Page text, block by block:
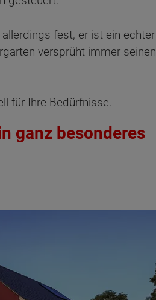
fest, er ist ein echter
versprüht immer seinen
für Ihre Bedürfnisse.
ganz besonderes